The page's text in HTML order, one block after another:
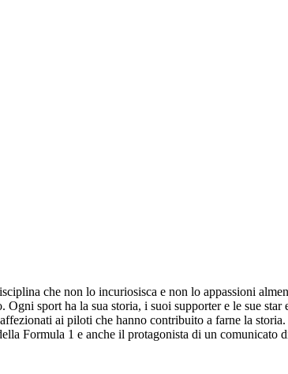
che non lo incuriosisca e non lo appassioni
sport ha la sua storia, i suoi supporter e le sue
ai piloti che hanno contribuito a farne la
Formula 1 e anche il protagonista di un comunicato